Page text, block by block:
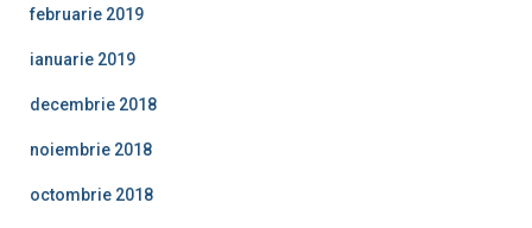
februarie 2019
ianuarie 2019
decembrie 2018
noiembrie 2018
octombrie 2018